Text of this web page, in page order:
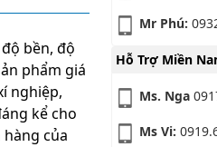
bền, độ
phẩm giá
nghiệp,
kể cho
của
Mr Phú:
Hỗ Trợ Miền
Ms. Nga
Ms Vi: